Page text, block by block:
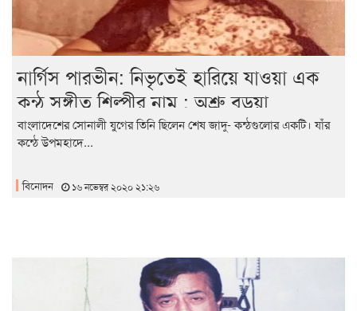
নার্গিস পারভীন: নিভৃতেই হারিয়ে যাওয়া এক
কন্ঠ সঙ্গীত শিল্পীর নাম : অশ্রু বড়ুয়া
বাংলাদেশের সোনালী যুগের তিনি ছিলেন শেষ জাদু- কন্ঠগুলোর একটি। যাঁর
কন্ঠে উপমহাদে...
বিনোদন ১৬ নভেম্বর ২০২০ ২১:২৬